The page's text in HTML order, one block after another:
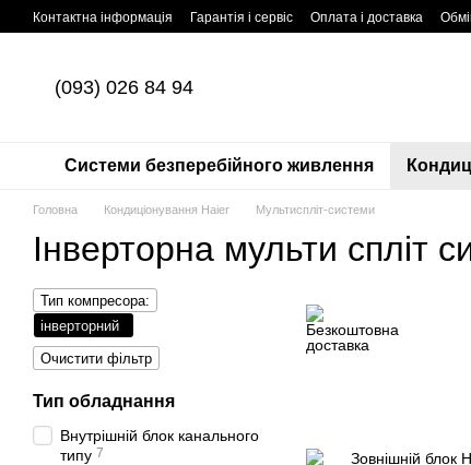
Перейти до основного контенту
Контактна інформація Гарантія і сервіс Оплата і доставка
(093) 026 84 94
Системи безперебійного живлення
Головна Кондиціонування Haier Мультиспліт-системи
Інверторна мульти спліт
Тип компресора:
інверторний
Очистити фільтр
Тип обладнання
Внутрішній блок канального
типу 7